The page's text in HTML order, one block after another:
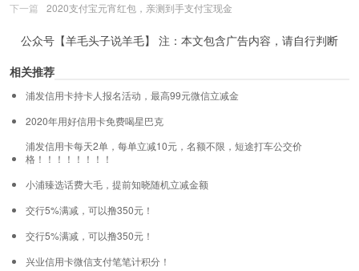
下一篇
2020支付宝元宵红包，亲测到手支付宝现金
公众号【羊毛头子说羊毛】 注：本文包含广告内容，请自行判断
相关推荐
浦发信用卡持卡人报名活动，最高99元微信立减金
2020年用好信用卡免费喝星巴克
浦发信用卡每天2单，每单立减10元，名额不限，短途打车公交价
格！！！！！！！！
小浦臻选话费大毛，提前知晓随机立减金额
交行5%满减，可以撸350元！
交行5%满减，可以撸350元！
兴业信用卡微信支付笔笔计积分！